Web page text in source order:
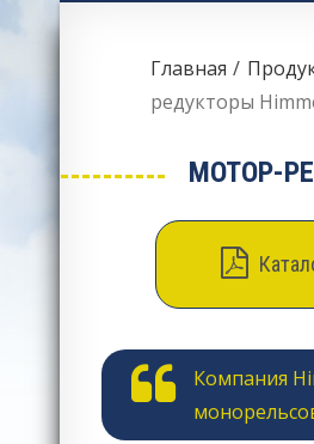
Главная
редукторы
МОТОР-
Компания